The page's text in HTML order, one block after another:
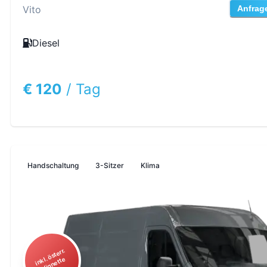
Vito
Diesel
€ 120 / Tag
Handschaltung 3-Sitzer Klima
i
n
ö
st
err.
Vi
g
n
ett